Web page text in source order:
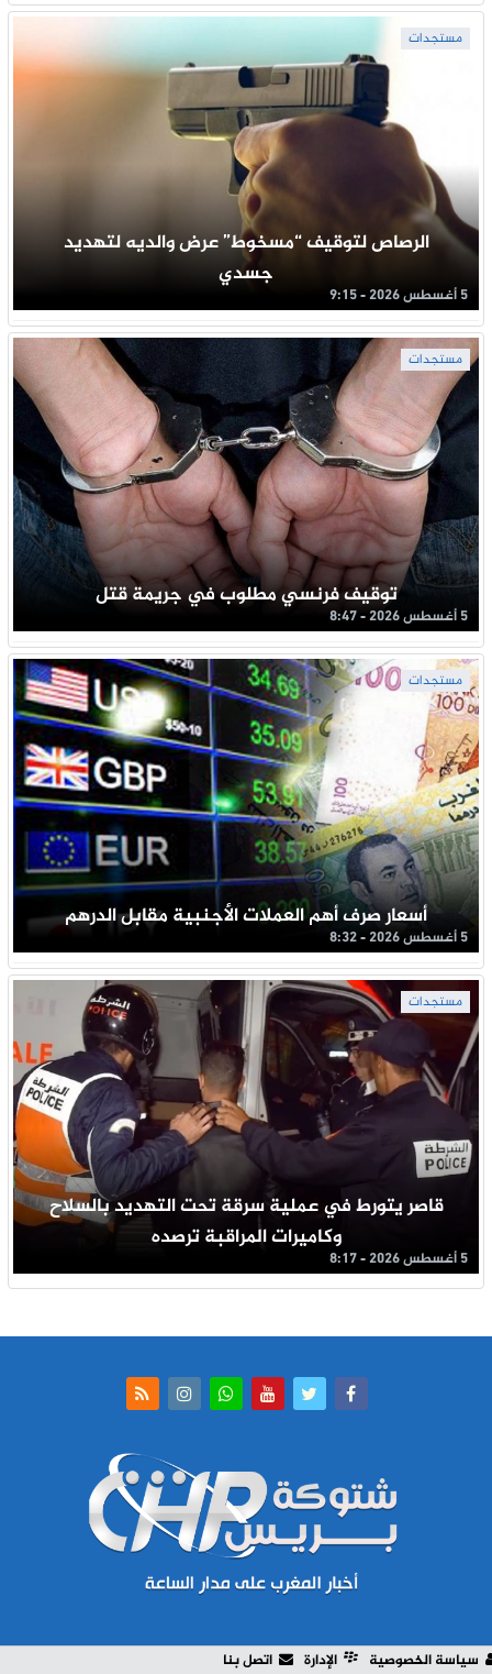
مستجدات
الرصاص لتوقيف “مسخوط” عرض والديه لتهديد
جسدي
5 أغسطس 2026 - 9:15
مستجدات
توقيف فرنسي مطلوب في جريمة قتل
5 أغسطس 2026 - 8:47
مستجدات
أسعار صرف أهم العملات الأجنبية مقابل الدرهم
5 أغسطس 2026 - 8:32
مستجدات
قاصر يتورط في عملية سرقة تحت التهديد بالسلاح
وكاميرات المراقبة ترصده
5 أغسطس 2026 - 8:17
سياسة الخصوصية الإدارة اتصل بنا